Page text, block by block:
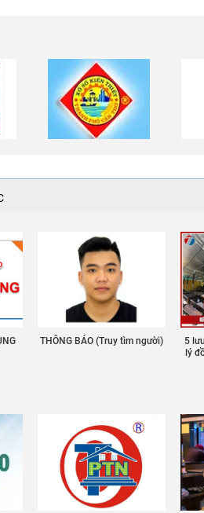
THÔNG BÁO (Truy tìm người)
5
lý